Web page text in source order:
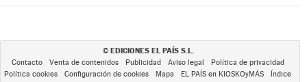
© EDICIONES EL PAÍS S.L.
Contacto Venta de contenidos Publicidad Aviso legal
Política de privacidad
Política cookies
Configuración de cookies Mapa EL PAÍS en KIOSKOyMÁS
Índice